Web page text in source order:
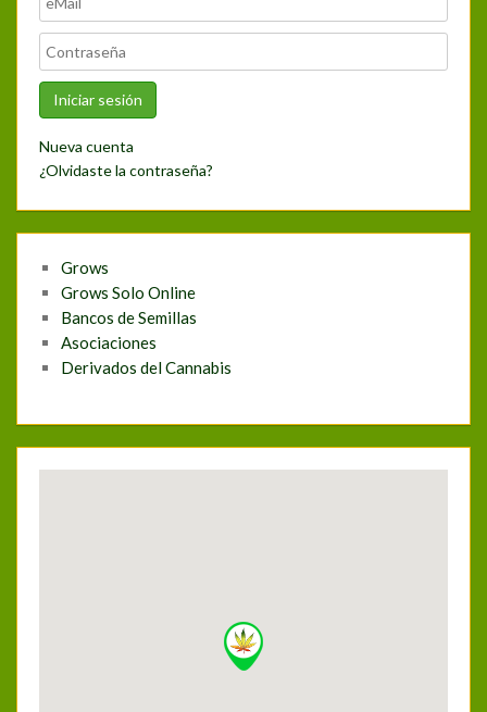
Nueva cuenta
¿Olvidaste la contraseña?
Grows
Grows Solo Online
Bancos de Semillas
Asociaciones
Derivados del Cannabis